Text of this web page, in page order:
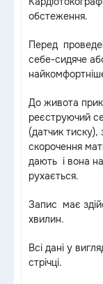
обстеження.
Перед
себе-сидяче
До живота
реєструючий
(датчик
скорочення
дають і вона
рухається.
Запис має
хвилин.
Всі дані у
стрічці.